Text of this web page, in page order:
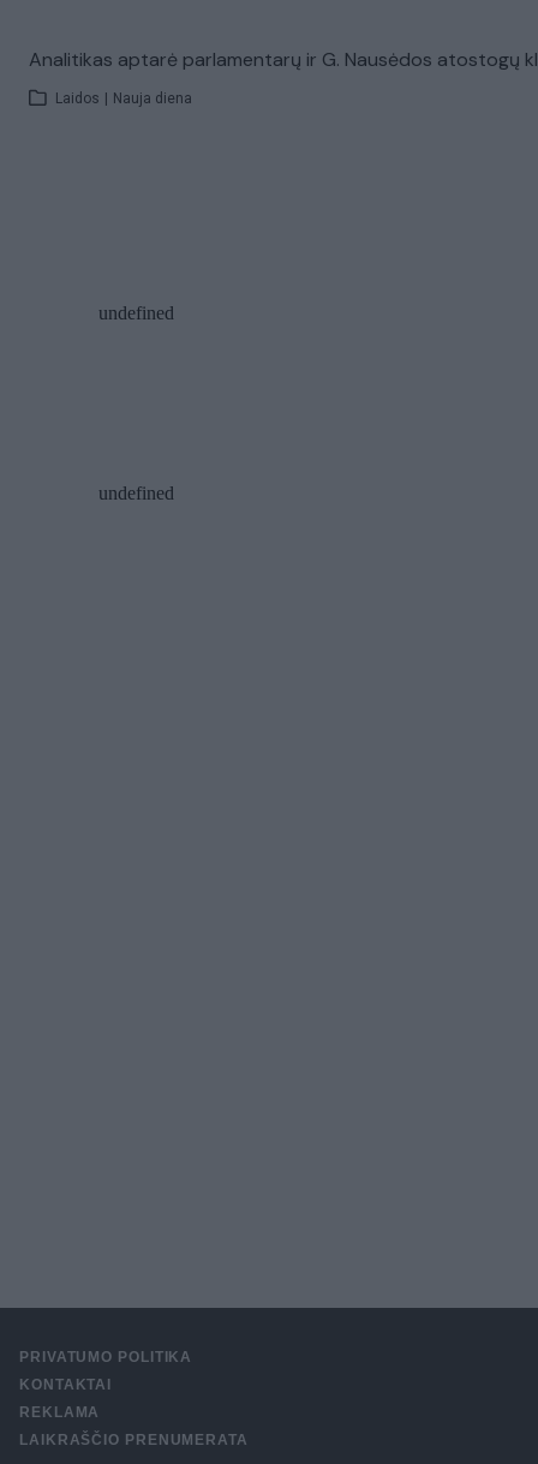
Analitikas aptarė parlamentarų ir G. Nausėdos atostogų
Laidos | Nauja diena
PRIVATUMO POLITIKA
KONTAKTAI
REKLAMA
LAIKRAŠČIO PRENUMERATA